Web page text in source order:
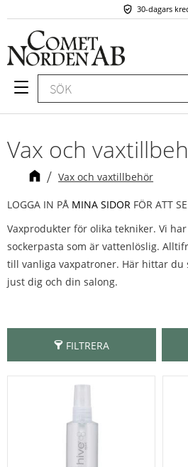
Meny
30-dagars
Vax och
Vax och vaxtillbehör
LOGGA IN PÅ MINA SIDOR FÖR ATT
Vaxprodukter för olika tekniker. Vi
sockerpasta som är vattenlöslig.
till vanliga vaxpatroner. Här hittar du
just dig och din salong.
FILTRERA